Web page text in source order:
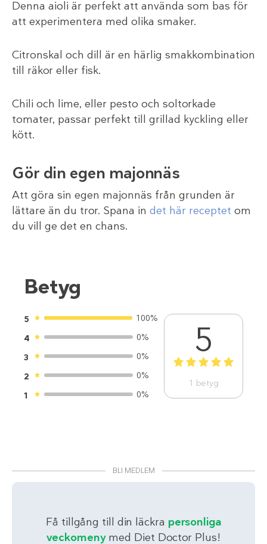
Denna aioli är perfekt att använda som bas för
att experimentera med olika smaker.
Citronskal och dill är en härlig smakkombination
till räkor eller fisk.
Chili och lime, eller pesto och soltorkade
tomater, passar perfekt till grillad kyckling eller
kött.
Gör din egen majonnäs
Att göra sin egen majonnäs från grunden är
lättare än du tror. Spana in det här receptet om
du vill ge det en chans.
Betyg
5
100%
4
0%
3
0%
2
0%
1
0%
5
1 2 3 4 5
1 betyg
BLI MEDLEM
Få tillgång till din läckra personliga
veckomenymed Diet Doctor Plus!